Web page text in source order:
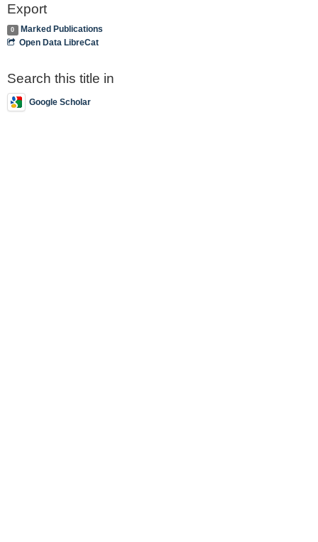
Export
0
Marked Publications
Open Data LibreCat
Search this title in
Google Scholar